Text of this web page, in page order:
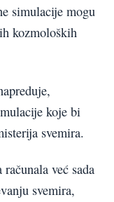
simulacije mogu
kozmoloških
koje bi
svemira.
već sada
svemira,